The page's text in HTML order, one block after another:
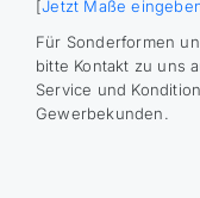
[Jetzt Maße
Für Sonderformen
bitte Kontakt zu uns
Service und
Gewerbekunden.